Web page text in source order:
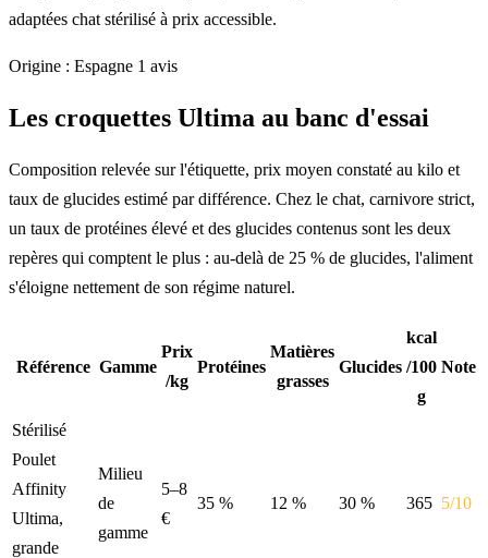
adaptées chat stérilisé à prix accessible.
Origine : Espagne 1 avis
Les croquettes Ultima au banc d'essai
Composition relevée sur l'étiquette, prix moyen constaté au kilo et
taux de glucides estimé par différence. Chez le chat, carnivore strict,
un taux de protéines élevé et des glucides contenus sont les deux
repères qui comptent le plus : au-delà de 25 % de glucides, l'aliment
s'éloigne nettement de son régime naturel.
Référence Gamme
Prix
/kg
Protéines
Matières
grasses
Glucides
kcal
/100
g
Note
Stérilisé
Poulet
Affinity
Ultima,
grande
Milieu
de
gamme
5–8
€
35 % 12 % 30 % 365 5/10